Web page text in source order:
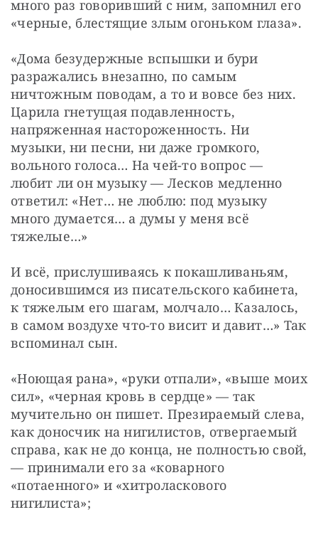
много раз говоривший с ним, запомнил его
«черные, блестящие злым огоньком глаза».
«Дома безудержные вспышки и бури
разражались внезапно, по самым
ничтожным поводам, а то и вовсе без них.
Царила гнетущая подавленность,
напряженная настороженность. Ни
музыки, ни песни, ни даже громкого,
вольного голоса… На чей-то вопрос —
любит ли он музыку — Лесков медленно
ответил: «Нет… не люблю: под музыку
много думается… а думы у меня всё
тяжелые…»
И всё, прислушиваясь к покашливаньям,
доносившимся из писательского кабинета,
к тяжелым его шагам, молчало… Казалось,
в самом воздухе что-то висит и давит…» Так
вспоминал сын.
«Ноющая рана», «руки отпали», «выше моих
сил», «черная кровь в сердце» — так
мучительно он пишет. Презираемый слева,
как доносчик на нигилистов, отвергаемый
справа, как не до конца, не полностью свой,
— принимали его за «коварного
«потаенного» и «хитроласкового
нигилиста»;